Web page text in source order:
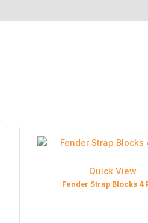
Quick View
Fender Strap Blocks 4